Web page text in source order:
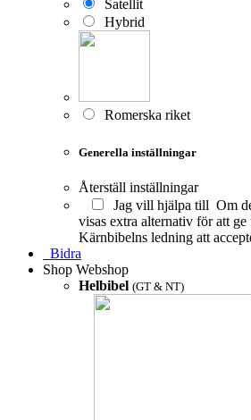
Satellit
Hybrid
Romerska riket
Generella inställningar
Återställ inställningar
Jag vill hjälpa till Om
visas extra alternativ för att
Kärnbibelns ledning att
Bidra
Shop Webshop
Helbibel (GT & NT)